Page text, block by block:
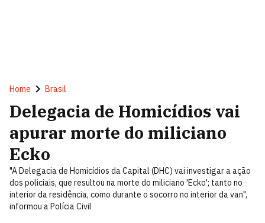
Home Brasil
Delegacia de Homicídios vai
apurar morte do miliciano
Ecko
"A Delegacia de Homicídios da Capital (DHC) vai investigar a ação
dos policiais, que resultou na morte do miliciano 'Ecko'; tanto no
interior da residência, como durante o socorro no interior da van",
informou a Polícia Civil